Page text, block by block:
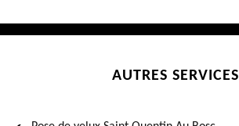
AUTRES SERVICES